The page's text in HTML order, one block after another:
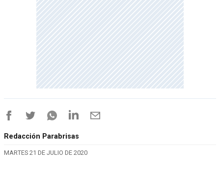
Redacción Parabrisas
MARTES 21 DE JULIO DE 2020